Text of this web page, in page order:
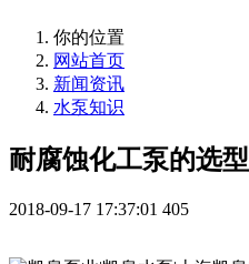
你的位置
网站首页
新闻资讯
水泵知识
耐腐蚀化工泵的选型
2018-09-17 17:37:01 405